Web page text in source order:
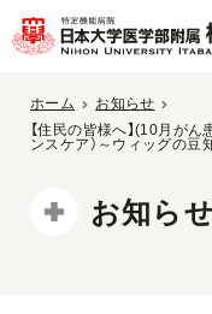
ホーム
お知らせ
【住民の皆様へ】(10月が
ンスケア）～ウィッグの豆
お知らせ